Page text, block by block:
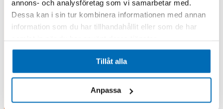
annons- och analysföretag som vi samarbetar med.
Dessa kan i sin tur kombinera informationen med annan
information som du har tillhandahållit eller som de har
Tillåt alla
Anpassa